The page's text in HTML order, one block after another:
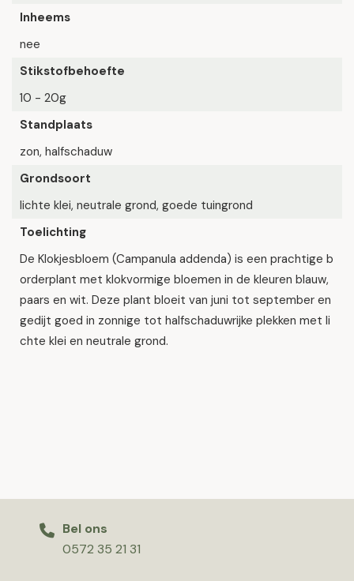
Inheems
nee
Stikstofbehoefte
10 - 20g
Standplaats
zon, halfschaduw
Grondsoort
lichte klei, neutrale grond, goede tuingrond
Toelichting
De Klokjesbloem (Campanula addenda) is een prachtige b
orderplant met klokvormige bloemen in de kleuren blauw,
paars en wit. Deze plant bloeit van juni tot september en
gedijt goed in zonnige tot halfschaduwrijke plekken met li
chte klei en neutrale grond.
Bel ons
0572 35 21 31